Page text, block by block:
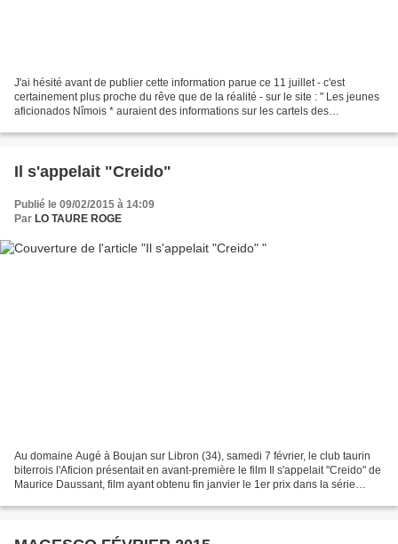
J'ai hésité avant de publier cette information parue ce 11 juillet - c'est
certainement plus proche du rêve que de la réalité - sur le site : " Les jeunes
aficionados Nîmois * auraient des informations sur les cartels des
Il s'appelait "Creido"
Publié le 09/02/2015 à 14:09
Par LO TAURE ROGE
Au domaine Augé à Boujan sur Libron (34), samedi 7 février, le club taurin
biterrois l'Aficion présentait en avant-première le film Il s'appelait "Creido" de
Maurice Daussant, film ayant obtenu fin janvier le 1er prix dans la série